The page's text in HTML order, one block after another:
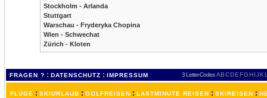
Stockholm - Arlanda
Stuttgart
Warschau - Fryderyka Chopina
Wien - Schwechat
Zürich - Kloten
FRAGEN ? : DATENSCHUTZ : IMPRESSUM 3 Letter-Codes ABCDEFGH IJKL
FLÜGE : SKIURLAUB : GOLFREISEN : LASTMINUTE REISEN : SKIREISEN :